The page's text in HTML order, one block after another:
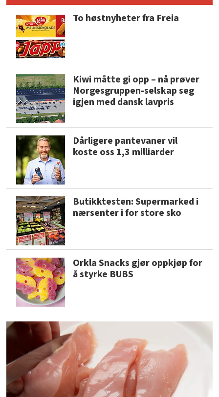
To høstnyheter fra Freia
Kiwi måtte gi opp – nå prøver
Norgesgruppen-selskap seg
igjen med dansk lavpris
Dårligere pantevaner vil
koste oss 1,3 milliarder
Butikktesten: Supermarked i
nærsenter i for store sko
Orkla Snacks gjør oppkjøp for
å styrke BUBS